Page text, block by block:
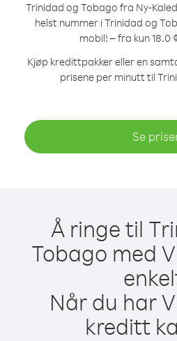
Trinidad og Tobago fra Ny-
helst nummer i Trinidad og
mobil! – fra kun 18.0
Kjøp kredittpakker eller en
prisene per minutt til
Se
Å ringe til
Tobago med
Når du har
kreditt